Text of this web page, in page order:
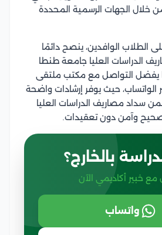
خلال الجهات الرسمية المحددة
الطلاب الوافدين، ينصح دائمًا
الدراسات العليا جامعة طنطا
يفضل التواصل مع مكتب ملتقى
الواتساب، حيث يوفر إرشادات واضحة
سداد مصاريف الدراسات العليا
وآمن دون تعقيدات.
بالخارج؟
خبير أكاديمي الآن
واتساب